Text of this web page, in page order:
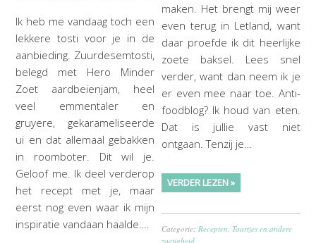
Ik heb me vandaag toch een
lekkere tosti voor je in de
aanbieding. Zuurdesemtosti,
belegd met Hero Minder
Zoet aardbeienjam, heel
veel emmentaler en
gruyere, gekarameliseerde
ui en dat allemaal gebakken
in roomboter. Dit wil je.
Geloof me. Ik deel verderop
het recept met je, maar
eerst nog even waar ik mijn
inspiratie vandaan haalde….
maken. Het brengt mij weer
even terug in Letland, want
daar proefde ik dit heerlijke
zoete baksel. Lees snel
verder, want dan neem ik je
er even mee naar toe. Anti-
foodblog? Ik houd van eten.
Dat is jullie vast niet
ontgaan. Tenzij je…
VERDER LEZEN »
Categorie: Recepten ,Taartjes en andere
zoetigheid